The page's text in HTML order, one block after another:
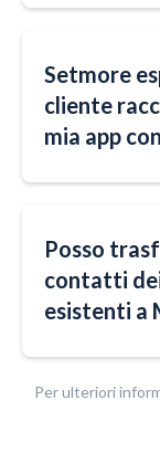
Setmore
cliente
mia app
Posso
contatti
esistenti a
Per ulteriori